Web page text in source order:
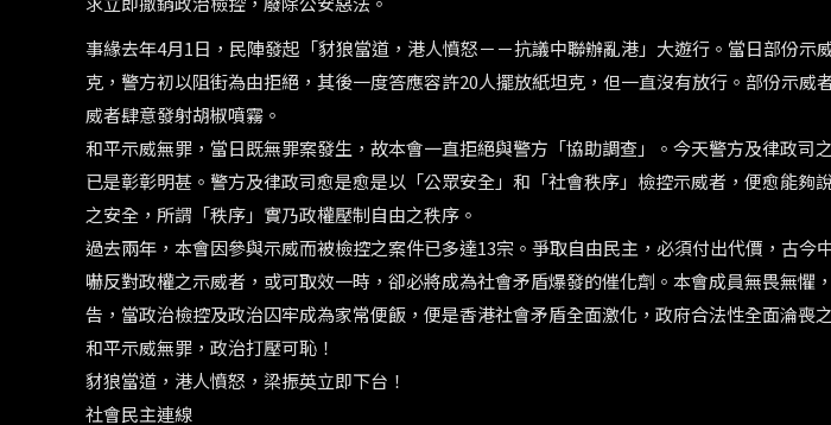
事緣去年4月1日，民陣發起「豺狼當道，港人憤怒－－抗議中聯辦亂港」大遊行。當日部份示
克，警方初以阻街為由拒絕，其後一度答應容許20人擺放紙坦克，但一直沒有放行。部份示威
威者肆意發射胡椒噴霧。
和平示威無罪，當日既無罪案發生，故本會一直拒絕與警方「協助調查」。今天警方及律政司
已是彰彰明甚。警方及律政司愈是愈是以「公眾安全」和「社會秩序」檢控示威者，便愈能夠
之安全，所謂「秩序」實乃政權壓制自由之秩序。
過去兩年，本會因參與示威而被檢控之案件已多達13宗。爭取自由民主，必須付出代價，古今
嚇反對政權之示威者，或可取效一時，卻必將成為社會矛盾爆發的催化劑。本會成員無畏無懼
告，當政治檢控及政治囚牢成為家常便飯，便是香港社會矛盾全面激化，政府合法性全面淪喪
和平示威無罪，政治打壓可恥！
豺狼當道，港人憤怒，梁振英立即下台！
社會民主連線